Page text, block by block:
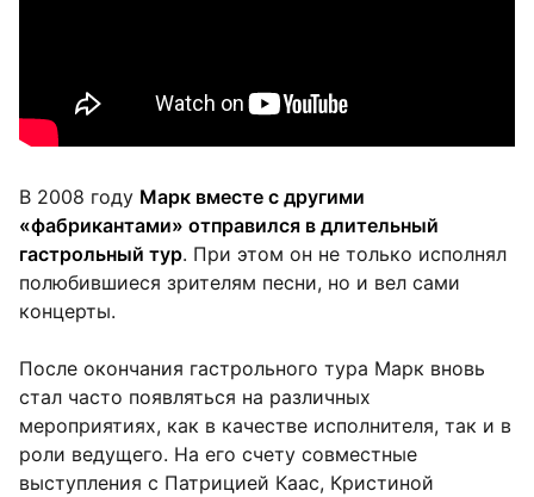
В 2008 году Марк вместе с другими
«фабрикантами» отправился в длительный
гастрольный тур. При этом он не только исполнял
полюбившиеся зрителям песни, но и вел сами
концерты.
После окончания гастрольного тура Марк вновь
стал часто появляться на различных
мероприятиях, как в качестве исполнителя, так и в
роли ведущего. На его счету совместные
выступления с Патрицией Каас, Кристиной